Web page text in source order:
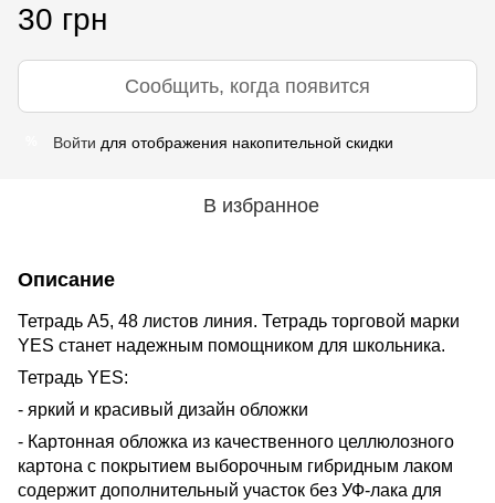
30 грн
Сообщить, когда появится
Войти для отображения накопительной скидки
В избранное
Описание
Тетрадь А5, 48 листов линия. Тетрадь торговой марки
YES станет надежным помощником для школьника.
Тетрадь YES:
- яркий и красивый дизайн обложки
- Картонная обложка из качественного целлюлозного
картона с покрытием выборочным гибридным лаком
содержит дополнительный участок без УФ-лака для